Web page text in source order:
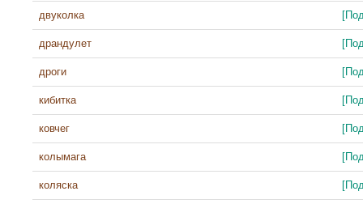
двуколка
драндулет
дроги
кибитка
ковчег
колымага
коляска